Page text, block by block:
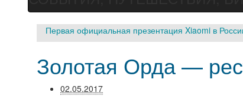
Первая официальная презентация Xiaomi в
Золотая Орда —
02.05.2017